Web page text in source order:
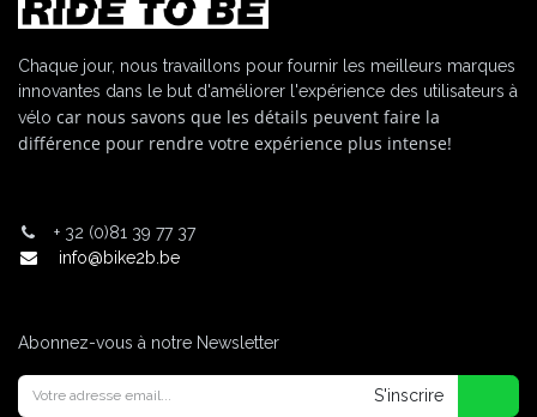
Chaque jour, nous travaillons pour fournir les meilleurs marques
innovantes dans le but d'améliorer l'expérience des utilisateurs à
vélo car nous savons que les détails peuvent faire la
différence pour rendre votre expérience plus intense!
+ 32 (0)81 39 77 37
info@bike2b.be
Abonnez-vous à notre Newsletter
S'inscrire